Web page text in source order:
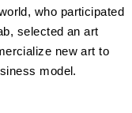
who participated
selected an art
new art to
model.